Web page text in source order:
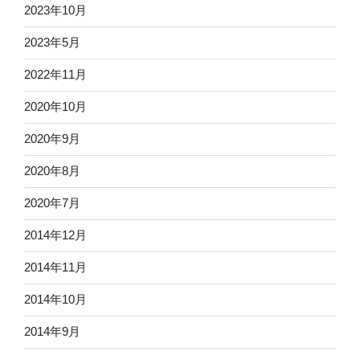
2023年10月
2023年5月
2022年11月
2020年10月
2020年9月
2020年8月
2020年7月
2014年12月
2014年11月
2014年10月
2014年9月